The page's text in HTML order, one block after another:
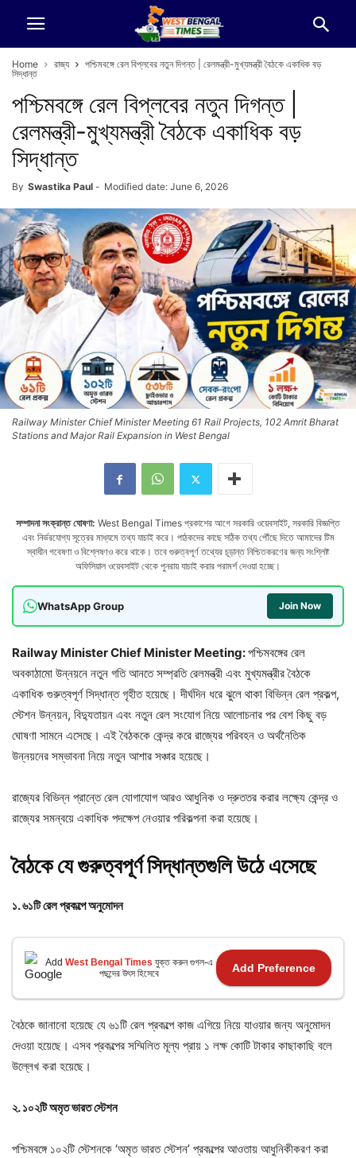
Home রাজ্য
পশ্চিমবঙ্গে রেল বিপ্লবের নতুন দিগন্ত | রেলমন্ত্রী-মুখ্যমন্ত্রী বৈঠকে একাধিক বড়
সিদ্ধান্ত
পশ্চিমবঙ্গে রেল বিপ্লবের নতুন দিগন্ত |
রেলমন্ত্রী-মুখ্যমন্ত্রী বৈঠকে একাধিক বড়
সিদ্ধান্ত
By Swastika Paul - Modified date: June 6, 2026
Railway Minister Chief Minister Meeting 61 Rail Projects, 102 Amrit Bharat
Stations and Major Rail Expansion in West Bengal
সম্পাদনা সংক্রান্ত ঘোষণা: West Bengal Times প্রকাশের আগে সরকারি ওয়েবসাইট, সরকারি বিজ্ঞপ্তি
এবং নির্ভরযোগ্য সূত্রের মাধ্যমে তথ্য যাচাই করে। পাঠকদের কাছে সঠিক তথ্য পৌঁছে দিতে আমাদের টিম
স্বাধীন গবেষণা ও বিশ্লেষণও করে থাকে। তবে গুরুত্বপূর্ণ তথ্যের চূড়ান্ত নিশ্চিতকরণের জন্য সংশ্লিষ্ট
অফিসিয়াল ওয়েবসাইট থেকে পুনরায় যাচাই করার পরামর্শ দেওয়া হচ্ছে।
WhatsApp Group Join Now
Railway Minister Chief Minister Meeting:পশ্চিমবঙ্গের রেল
অবকাঠামো উন্নয়নে নতুন গতি আনতে সম্প্রতি রেলমন্ত্রী এবং মুখ্যমন্ত্রীর বৈঠকে
একাধিক গুরুত্বপূর্ণ সিদ্ধান্ত গৃহীত হয়েছে। দীর্ঘদিন ধরে ঝুলে থাকা বিভিন্ন রেল প্রকল্প,
স্টেশন উন্নয়ন, বিদ্যুতায়ন এবং নতুন রেল সংযোগ নিয়ে আলোচনার পর বেশ কিছু বড়
ঘোষণা সামনে এসেছে। এই বৈঠককে কেন্দ্র করে রাজ্যের পরিবহন ও অর্থনৈতিক
উন্নয়নের সম্ভাবনা নিয়ে নতুন আশার সঞ্চার হয়েছে।
রাজ্যের বিভিন্ন প্রান্তে রেল যোগাযোগ আরও আধুনিক ও দ্রুততর করার লক্ষ্যে কেন্দ্র ও
রাজ্যের সমন্বয়ে একাধিক পদক্ষেপ নেওয়ার পরিকল্পনা করা হয়েছে।
বৈঠকেযেগুরুত্বপূর্ণসিদ্ধান্তগুলিউঠেএসেছে
১.৬১টিরেলপ্রকল্পেঅনুমোদন
Add West Bengal Times যুক্ত করুন গুগল-এ
পছন্দের উৎস হিসেবে
Add Preference
বৈঠকে জানানো হয়েছে যে ৬১টি রেল প্রকল্পে কাজ এগিয়ে নিয়ে যাওয়ার জন্য অনুমোদন
দেওয়া হয়েছে। এসব প্রকল্পের সম্মিলিত মূল্য প্রায় ১ লক্ষ কোটি টাকার কাছাকাছি বলে
উল্লেখ করা হয়েছে।
২.১০২টিঅমৃতভারতস্টেশন
পশ্চিমবঙ্গে ১০২টি স্টেশনকে ‘অমৃত ভারত স্টেশন’ প্রকল্পের আওতায় আধুনিকীকরণ করা